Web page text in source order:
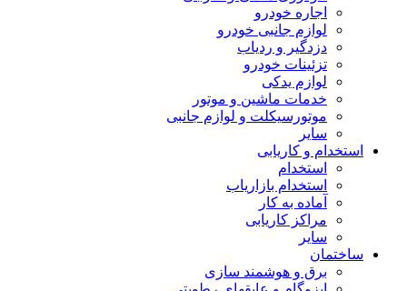
اجاره خودرو
لوازم جانبی خودرو
دزدگیر و ردیاب
تزئینات خودرو
لوازم یدکی
خدمات ماشین و موتور
موتورسیکلت و لوازم جانبی
سایر
استخدام و کاریابی
استخدام
استخدام بازاریاب
آماده به کار
مراکز کاریابی
سایر
ساختمان
برق و هوشمند سازی